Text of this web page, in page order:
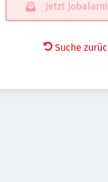
Jetzt
Suche